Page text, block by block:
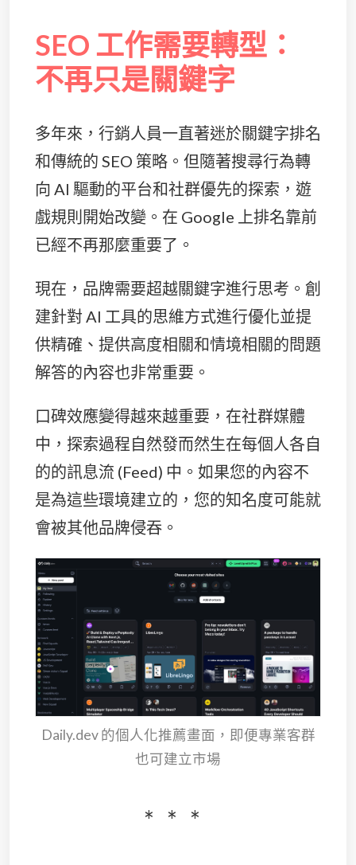
SEO 工作需要轉型：
不再只是關鍵字
多年來，行銷人員一直著迷於關鍵字排名
和傳統的 SEO 策略。但隨著搜尋行為轉
向 AI 驅動的平台和社群優先的探索，遊
戲規則開始改變。在 Google 上排名靠前
已經不再那麼重要了。
現在，品牌需要超越關鍵字進行思考。創
建針對 AI 工具的思維方式進行優化並提
供精確、提供高度相關和情境相關的問題
解答的內容也非常重要。
口碑效應變得越來越重要，在社群媒體
中，探索過程自然發而然生在每個人各自
的的訊息流 (Feed) 中。如果您的內容不
是為這些環境建立的，您的知名度可能就
會被其他品牌侵吞。
Daily.dev 的個人化推薦畫面，即便專業客群
也可建立市場